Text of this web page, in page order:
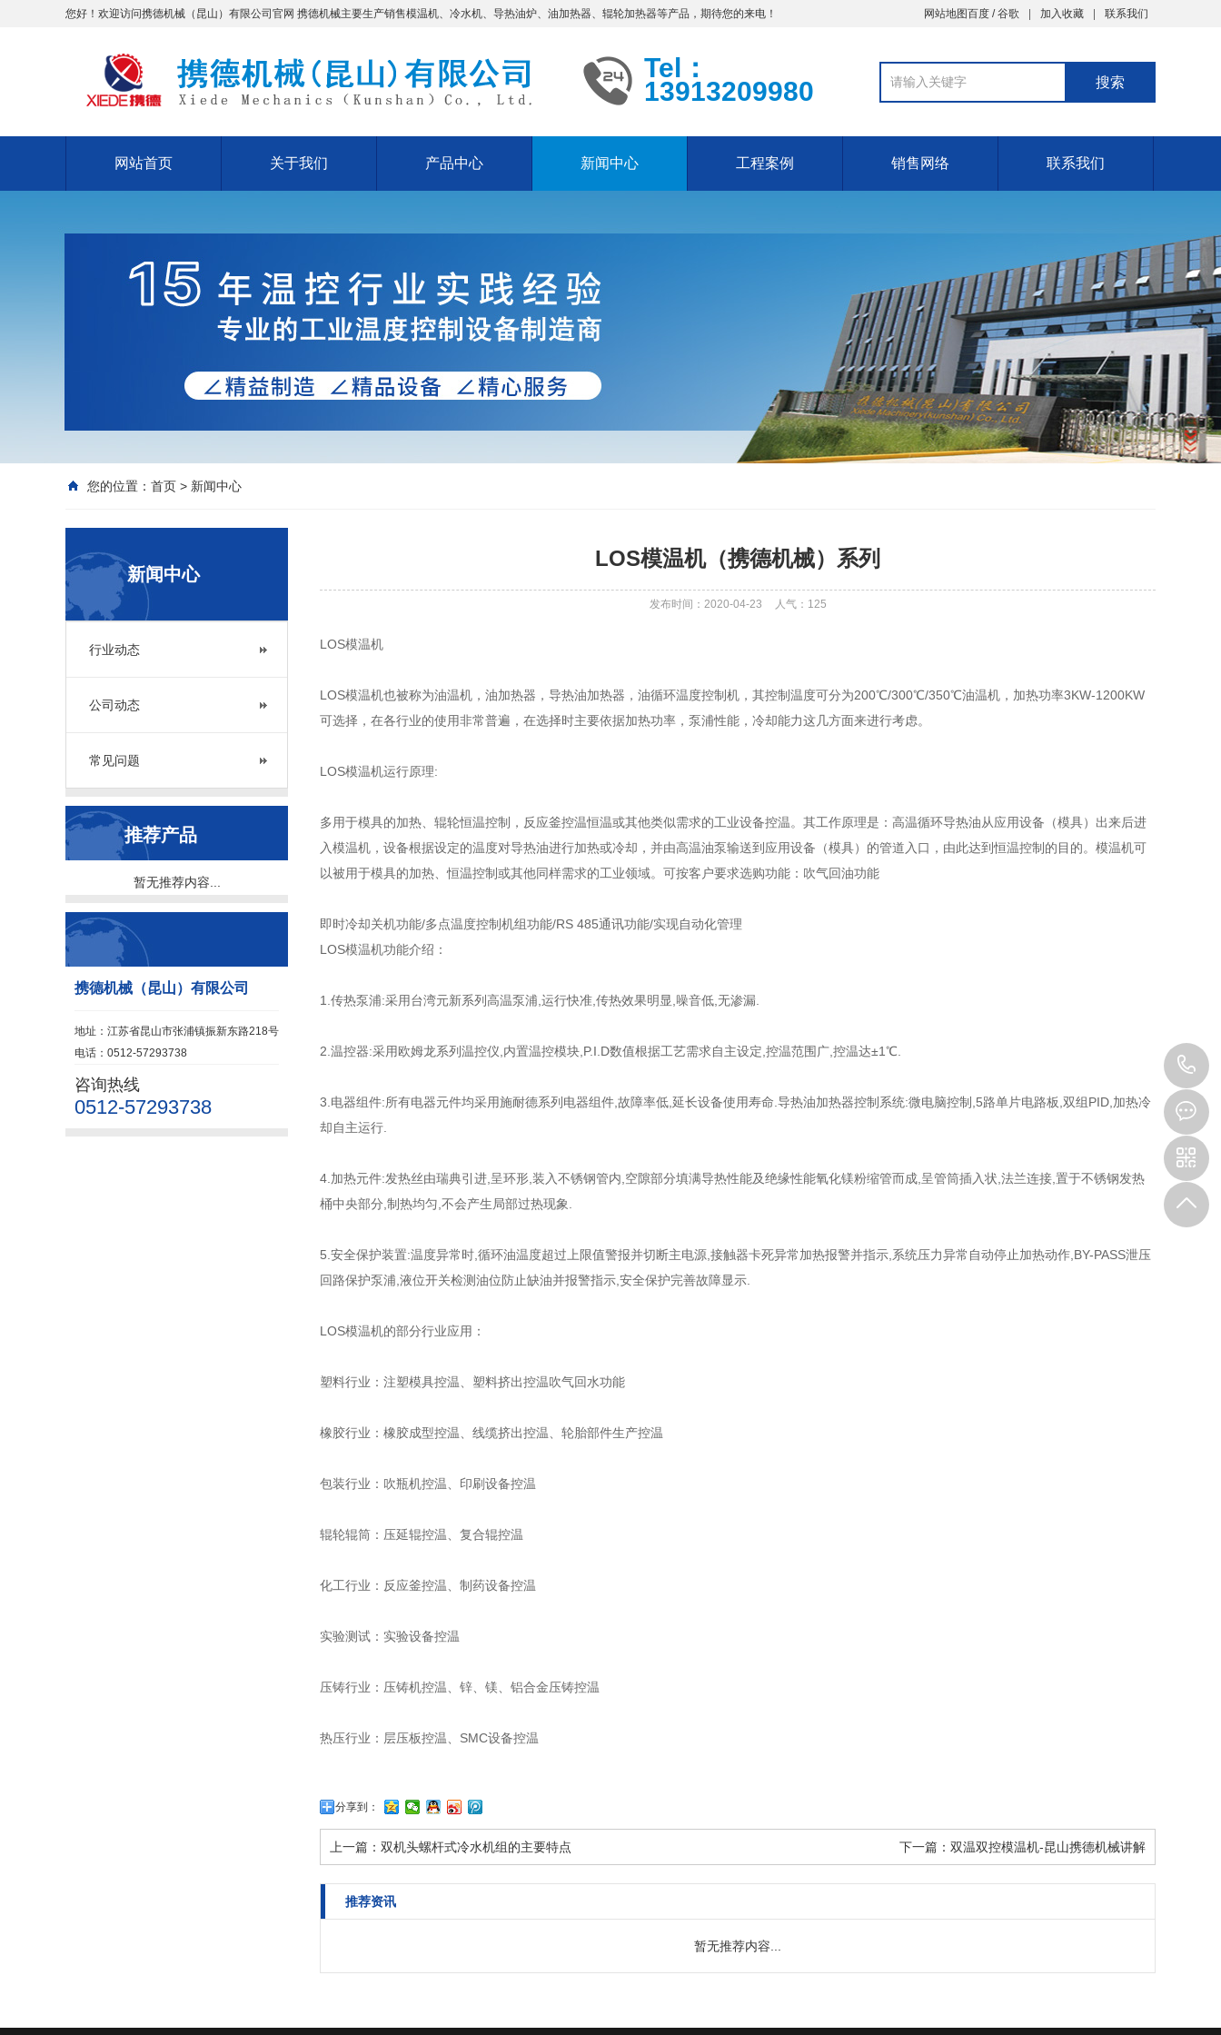
您好！欢迎访问携德机械（昆山）有限公司官网 携德机械主要生产销售模温机、冷水机、导热油炉、油加热器、辊轮加热器等产品，期待您的来电！ 网站地图百度 /谷歌 加入收藏 联系我们
Tel：
13913209980
网站首页 关于我们 产品中心 新闻中心 工程案例 销售网络 联系我们
您的位置： 首页 > 新闻中心
新闻中心
行业动态
公司动态
常见问题
推荐产品
暂无推荐内容...
携德机械（昆山）有限公司
地址：江苏省昆山市张浦镇振新东路218号
电话：0512-57293738
咨询热线
0512-57293738
LOS模温机（携德机械）系列
发布时间：2020-04-23 人气： 125
LOS模温机
LOS模温机也被称为油温机，油加热器，导热油加热器，油循环温度控制机，其控制温度可分为200℃/300℃/350℃油温机，加热功率3KW-1200KW
可选择，在各行业的使用非常普遍，在选择时主要依据加热功率，泵浦性能，冷却能力这几方面来进行考虑。
LOS模温机运行原理:
多用于模具的加热、辊轮恒温控制，反应釜控温恒温或其他类似需求的工业设备控温。其工作原理是：高温循环导热油从应用设备（模具）出来后进
入模温机，设备根据设定的温度对导热油进行加热或冷却，并由高温油泵输送到应用设备（模具）的管道入口，由此达到恒温控制的目的。模温机可
以被用于模具的加热、恒温控制或其他同样需求的工业领域。可按客户要求选购功能：吹气回油功能
即时冷却关机功能/多点温度控制机组功能/RS 485通讯功能/实现自动化管理
LOS模温机功能介绍：
1.传热泵浦:采用台湾元新系列高温泵浦,运行快准,传热效果明显,噪音低,无渗漏.
2.温控器:采用欧姆龙系列温控仪,内置温控模块,P.I.D数值根据工艺需求自主设定,控温范围广,控温达±1℃.
3.电器组件:所有电器元件均采用施耐德系列电器组件,故障率低,延长设备使用寿命.导热油加热器控制系统:微电脑控制,5路单片电路板,双组PID,加热冷
却自主运行.
4.加热元件:发热丝由瑞典引进,呈环形,装入不锈钢管内,空隙部分填满导热性能及绝缘性能氧化镁粉缩管而成,呈管筒插入状,法兰连接,置于不锈钢发热
桶中央部分,制热均匀,不会产生局部过热现象.
5.安全保护装置:温度异常时,循环油温度超过上限值警报并切断主电源,接触器卡死异常加热报警并指示,系统压力异常自动停止加热动作,BY-PASS泄压
回路保护泵浦,液位开关检测油位防止缺油并报警指示,安全保护完善故障显示.
LOS模温机的部分行业应用：
塑料行业：注塑模具控温、塑料挤出控温吹气回水功能
橡胶行业：橡胶成型控温、线缆挤出控温、轮胎部件生产控温
包装行业：吹瓶机控温、印刷设备控温
辊轮辊筒：压延辊控温、复合辊控温
化工行业：反应釜控温、制药设备控温
实验测试：实验设备控温
压铸行业：压铸机控温、锌、镁、铝合金压铸控温
热压行业：层压板控温、SMC设备控温
分享到：
上一篇： 双机头螺杆式冷水机组的主要特点 下一篇： 双温双控模温机-昆山携德机械讲解
推荐资讯
暂无推荐内容...